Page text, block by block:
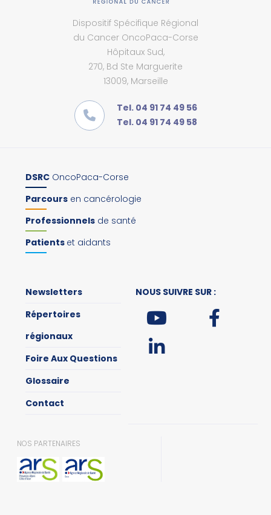
Dispositif Spécifique Régional
du Cancer OncoPaca-Corse
Hôpitaux Sud,
270, Bd Ste Marguerite
13009, Marseille
Tel. 04 91 74 49 56
Tel. 04 91 74 49 58
DSRC OncoPaca-Corse
Parcours en cancérologie
Professionnels de santé
Patients et aidants
Newsletters
Répertoires
régionaux
Foire Aux Questions
Glossaire
Contact
NOUS SUIVRE SUR :
NOS PARTENAIRES